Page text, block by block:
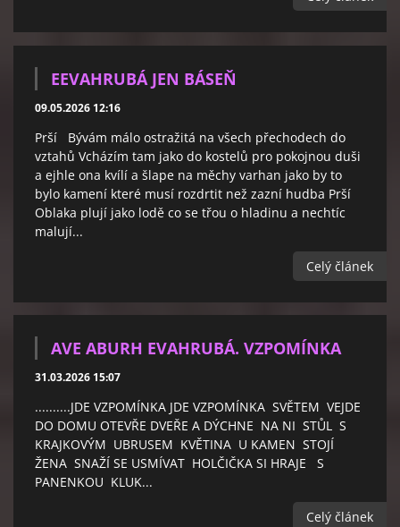
EEVAHRUBÁ JEN BÁSEŇ
09.05.2026 12:16
Prší Bývám málo ostražitá na všech přechodech do
vztahů Vcházím tam jako do kostelů pro pokojnou duši
a ejhle ona kvílí a šlape na měchy varhan jako by to
bylo kamení které musí rozdrtit než zazní hudba Prší
Oblaka plují jako lodě co se třou o hladinu a nechtíc
malují...
Celý článek
AVE ABURH EVAHRUBÁ. VZPOMÍNKA
31.03.2026 15:07
..........JDE VZPOMÍNKA JDE VZPOMÍNKA SVĚTEM VEJDE
DO DOMU OTEVŘE DVEŘE A DÝCHNE NA NI STŮL S
KRAJKOVÝM UBRUSEM KVĚTINA U KAMEN STOJÍ
ŽENA SNAŽÍ SE USMÍVAT HOLČIČKA SI HRAJE S
PANENKOU KLUK...
Celý článek